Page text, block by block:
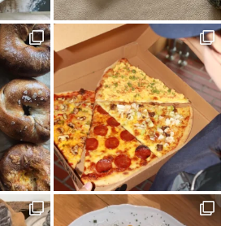
無人島キャンプ(1) クラフト(6)
カフェ(5)
自然(1) 大洲(1)
花と緑(1)
ハンター(2) ふるさと納税(1)
リメイク(1)
しまなみを巡る旅(1) 見近島(1)
東温市(3)
(2) 味な店(1)
D&DEPARTMENT(1)
cocochi 藤岡萬建設 有限会社 一級建築士事務所(4)
白石建設工業株式会社(1)
コラボ商品(2)
ングライター(1)
しまなみを巡るたび(2)
外国人(1) SNAP(1)
松山(2)
バンド(1) 花菖蒲(1) イベント(27)
手帳(1)
リーゴッドスパイス(2)
母の日(1)
ルシャ(6) 愛媛イベント(2)
ランチ(3)